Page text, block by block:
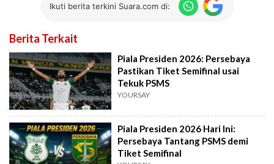
Ikuti berita terkini Suara.com di:
Berita Terkait
Piala Presiden 2026: Persebaya
Pastikan Tiket Semifinal usai
Tekuk PSMS
YOURSAY
Piala Presiden 2026 Hari Ini:
Persebaya Tantang PSMS demi
Tiket Semifinal